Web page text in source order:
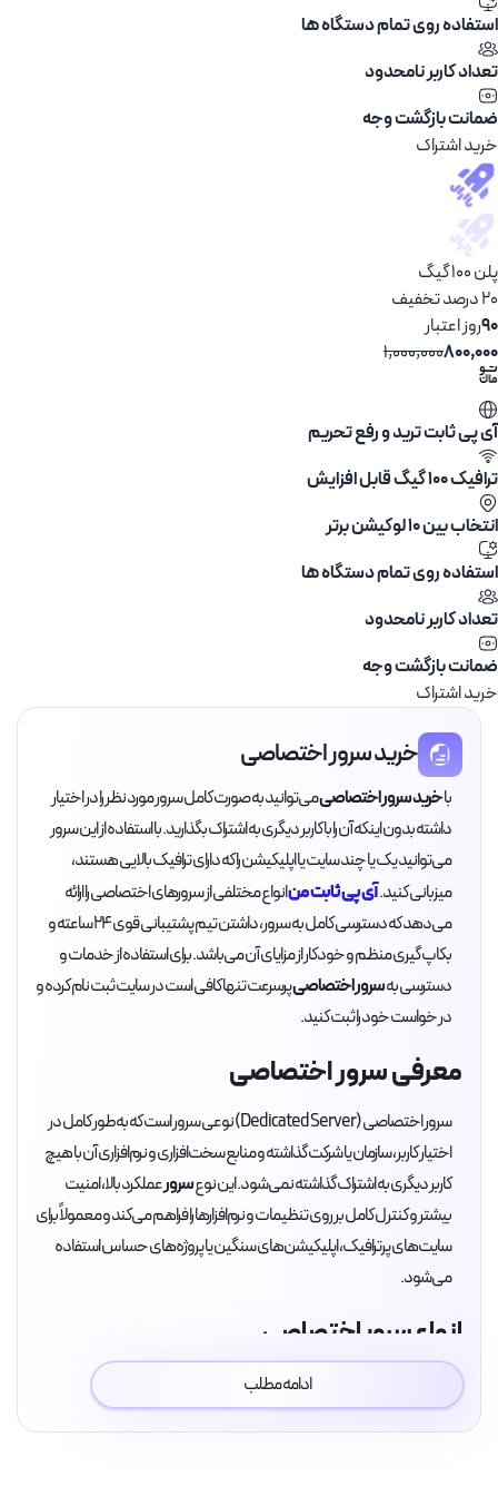
استفاده روی تمام دستگاه ها
تعداد کاربر نامحدود
ضمانت بازگشت وجه
خرید اشتراک
پلن 100 گیگ
20 درصد تخفیف
90روز اعتبار
1,000,000800,000
آی پی ثابت ترید و رفع تحریم
ترافیک 100 گیگ قابل افزایش
انتخاب بین ۱۰ لوکیشن برتر
استفاده روی تمام دستگاه ها
تعداد کاربر نامحدود
ضمانت بازگشت وجه
خرید اشتراک
خرید سرور اختصاصی
باخرید سرور اختصاصیمی‌توانید به صورت کامل سرور مورد نظر را در اختیار
داشته بدون اینکه آن را با کاربر دیگری به اشتراک بگذارید. با استفاده از این سرور
می‌توانید یک یا چند سایت یا اپلیکیشن را که دارای ترافیک بالایی هستند،
میزبانی کنید.آی پی ثابت منانواع مختلفی از سرورهای اختصاصی را ارائه
می‌دهد که دسترسی کامل به سرور، داشتن تیم پشتیبانی قوی 24 ساعته و
بکاپ گیری منظم و خودکار از مزایای آن می‌باشد. برای استفاده از خدمات و
دسترسی بهسرور اختصاصیپرسرعت تنها کافی است در سایت ثبت نام کرده و
در خواست خود را ثبت کنید.
معرفی سرور اختصاصی
سرور اختصاصی (Dedicated Server) نوعی سرور است که به‌طور کامل در
اختیار کاربر، سازمان یا شرکت گذاشته و منابع سخت‌افزاری و نرم‌افزاری آن با هیچ
کاربر دیگری به اشتراک گذاشته نمی‌شود. این نوعسرورعملکرد بالا، امنیت
بیشتر و کنترل کامل بر روی تنظیمات و نرم‌افزارها را فراهم می‌کند و معمولاً برای
سایت‌های پرترافیک، اپلیکیشن‌های سنگین یا پروژه‌های حساس استفاده
می‌شود.
انواع سرور اختصاصی
سرورهای اختصاصی به دو شکل کلی ارائه می‌شوند: یکی به‌صورت پلن‌های
آماده با منابع و سخت‌افزاری مشخص و دیگری به‌صورت سفارشی که کاربر منابع
مورد نیاز خود مانند رم، هارد، CPU، سیستم‌عامل (ویندوز یا لینوکس) و
ادامه مطلب